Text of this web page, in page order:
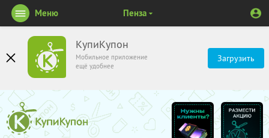
КупиКупон
Мобильное приложение
ещё удобнее
Загрузить
Меню Пенза